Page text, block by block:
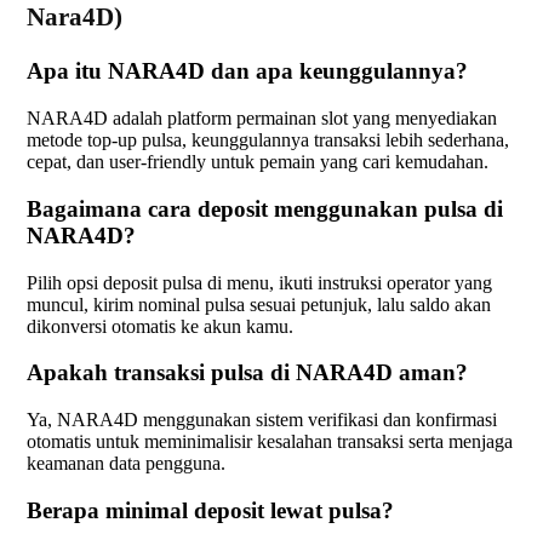
Nara4D)
Apa itu NARA4D dan apa keunggulannya?
NARA4D adalah platform permainan slot yang menyediakan
metode top-up pulsa, keunggulannya transaksi lebih sederhana,
cepat, dan user-friendly untuk pemain yang cari kemudahan.
Bagaimana cara deposit menggunakan pulsa di
NARA4D?
Pilih opsi deposit pulsa di menu, ikuti instruksi operator yang
muncul, kirim nominal pulsa sesuai petunjuk, lalu saldo akan
dikonversi otomatis ke akun kamu.
Apakah transaksi pulsa di NARA4D aman?
Ya, NARA4D menggunakan sistem verifikasi dan konfirmasi
otomatis untuk meminimalisir kesalahan transaksi serta menjaga
keamanan data pengguna.
Berapa minimal deposit lewat pulsa?